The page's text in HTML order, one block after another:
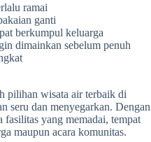
ramai
ganti
berkumpul keluarga
dimainkan sebelum penuh
pilihan wisata air terbaik di
seru dan menyegarkan. Dengan
fasilitas yang memadai, tempat
maupun acara komunitas.